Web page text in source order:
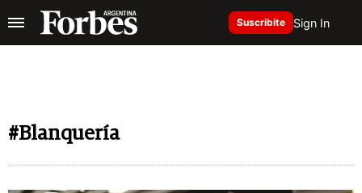
Suscribite Sign In
#Blanquería